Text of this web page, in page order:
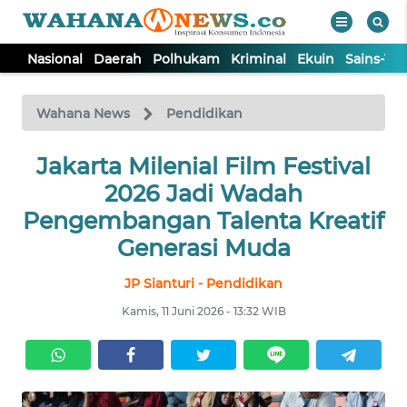
Nasional Daerah Polhukam Kriminal Ekuin Sains-
Wahana News Pendidikan
Jakarta Milenial Film Festival
2026 Jadi Wadah
Pengembangan Talenta Kreatif
Generasi Muda
JP Sianturi - Pendidikan
Kamis, 11 Juni 2026 - 13:32 WIB
TV
Tutup
NASIONAL
DAERAH
EKUIN